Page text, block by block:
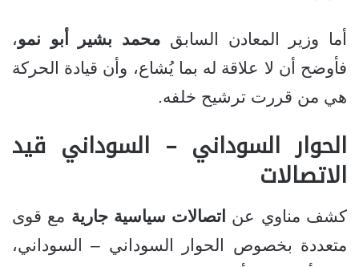
أما وزير المعادن السابق محمد بشير أبو نمو،
فأوضح أن لا علاقة له بما يُشاع، وأن قيادة الحركة
هي من قررت ترشيح خلفه.
الحوار السوداني – السوداني قيد
الاتصالات
كشف مناوي عن اتصالات سياسية جارية مع قوى
متعددة بخصوص الحوار السوداني – السوداني،